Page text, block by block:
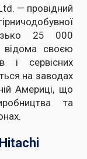
— провідний
25 000
відома своєю
і сервісних
на заводах
Америці, що
та